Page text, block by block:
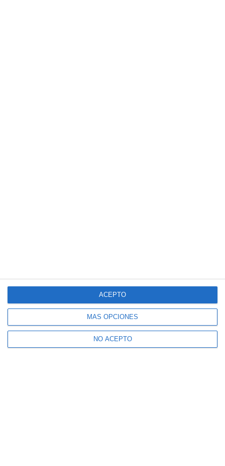
MÁS OPCIONES
NO ACEPTO
ACEPTO